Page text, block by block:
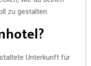
zu gestalten.
Unterkunft für